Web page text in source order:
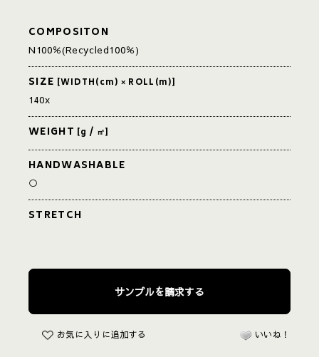
COMPOSITON
N100％(Recycled100％)
SIZE [WIDTH(cm) × ROLL(m)]
140x
WEIGHT [g / ㎡]
HANDWASHABLE
○
STRETCH
お気に入りに追加する いいね！